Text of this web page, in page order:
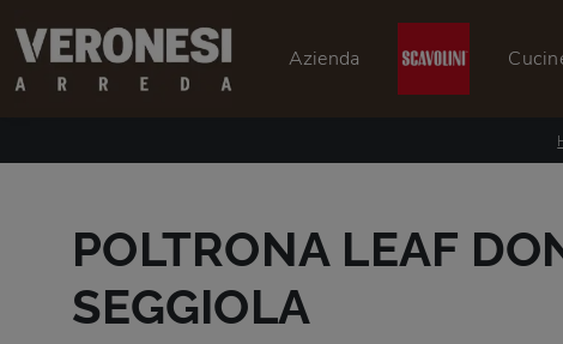
Azienda
POLTRONA LEAF
SEGGIOLA